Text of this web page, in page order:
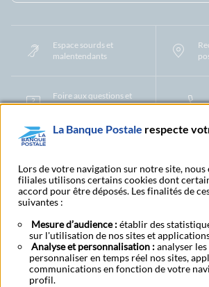
Espace sourds et
malentendants
Foire aux questions et
centre d'aide
Protection des Données à Caractère Personnel
CookiesGestion des cookiesActualiser
Contestation et réclamation Coordonnées
Alertes fraudes et points de vigilance Actualités
Aide navigateur et systèmes
Vider le cache de votre navigateurLexique
Accessibilité – Partiellement conforme
BFI - Banque de Financement et
La Banque Postale respecte
Lors de votre navigation sur notre site, nous
filiales utilisons certains cookies dont
accord pour être déposés. Les finalités de
suivantes :
Mesure d’audience :établir des
sur l'utilisation de nos sites et
Analyse et personnalisation :analyser
personnaliser en temps réel nos sites,
communications en fonction de votre
profil.